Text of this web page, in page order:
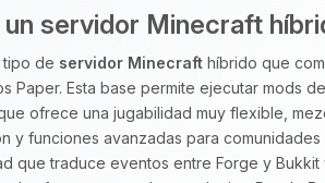
servidor Minecraft
tipo de servidor Minecraft híbrido que
Paper. Esta base permite ejecutar mods
ofrece una jugabilidad muy flexible,
y funciones avanzadas para
que traduce eventos entre Forge y